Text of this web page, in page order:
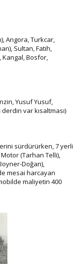
Angora, Turkcar,
Sultan, Fatih,
Bosfor,
Yusuf Yusuf,
var kısaltması)
sürdürürken, 7 yerli
(Tarhan Telli),
Doğan),
mesai harcayan
maliyetin 400